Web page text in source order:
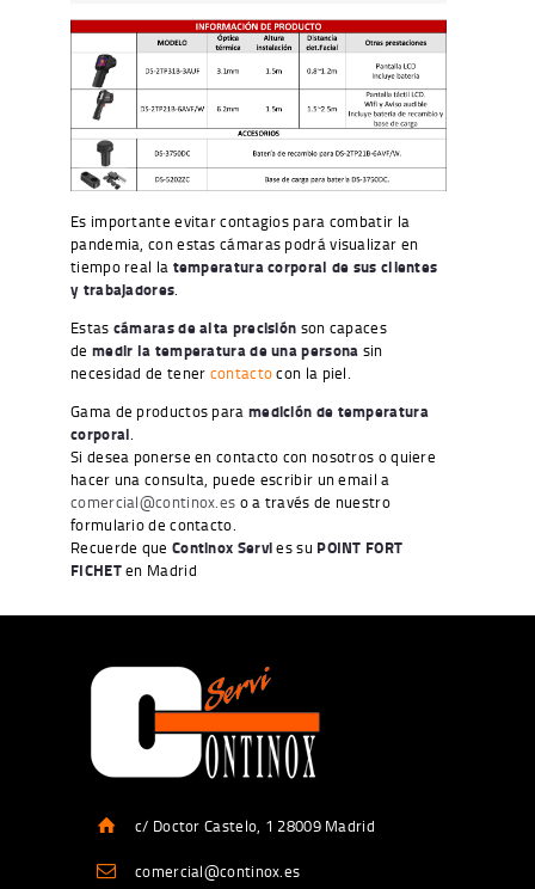
Es importante evitar contagios para combatir la
pandemia, con estas cámaras podrá visualizar en
tiempo real la temperatura corporal de sus clientes
y trabajadores
Estas cámaras de alta precisión son capaces
de medir la temperatura de una persona sin
necesidad de tener contactocon la piel.
Gama de productos para medición de temperatura
corporal
Si desea ponerse en contacto con nosotros o quiere
hacer una consulta, puede escribir un email a
comercial@continox.es o a través de nuestro
formulario de contacto.
Recuerde que Continox Servies su POINT FORT
FICHETen Madrid
c/ Doctor Castelo, 1 28009 Madrid
comercial@continox.es